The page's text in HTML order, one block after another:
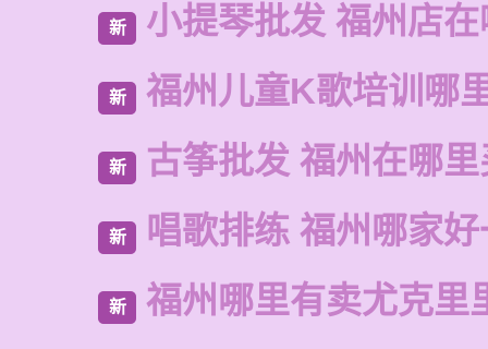
新 小提琴批发 福州店
新 福州儿童K歌培训哪
新 古筝批发 福州在哪
新 唱歌排练 福州哪家
新 福州哪里有卖尤克里